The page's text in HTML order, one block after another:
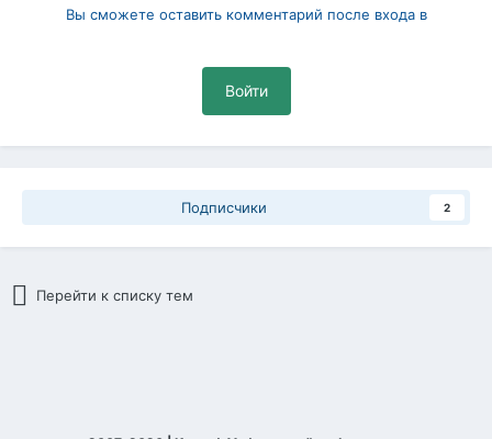
Вы сможете оставить комментарий после входа в
Войти
Подписчики 2
Перейти к списку тем